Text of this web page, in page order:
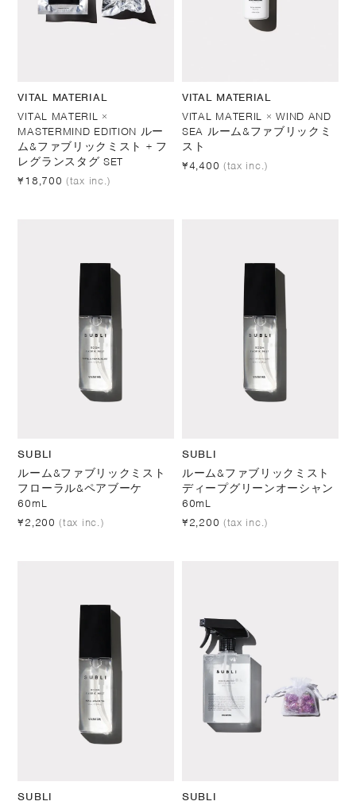
VITAL MATERIAL
VITAL MATERIL ×
MASTERMIND EDITION ルー
ム&ファブリックミスト + フ
レグランスタグ SET
¥18,700 (tax inc.)
VITAL MATERIAL
VITAL MATERIL × WIND AND
SEA ルーム&ファブリックミ
スト
¥4,400 (tax inc.)
SUBLI
ルーム&ファブリックミスト
フローラル&ペアブーケ
60mL
¥2,200 (tax inc.)
SUBLI
ルーム&ファブリックミスト
ディープグリーンオーシャン
60mL
¥2,200 (tax inc.)
SUBLI SUBLI